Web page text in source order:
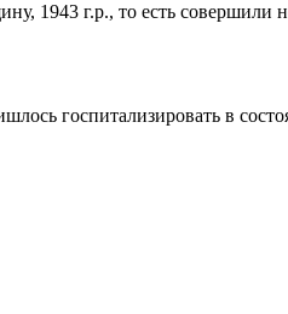
1943 г.р., то есть совершили
госпитализировать в